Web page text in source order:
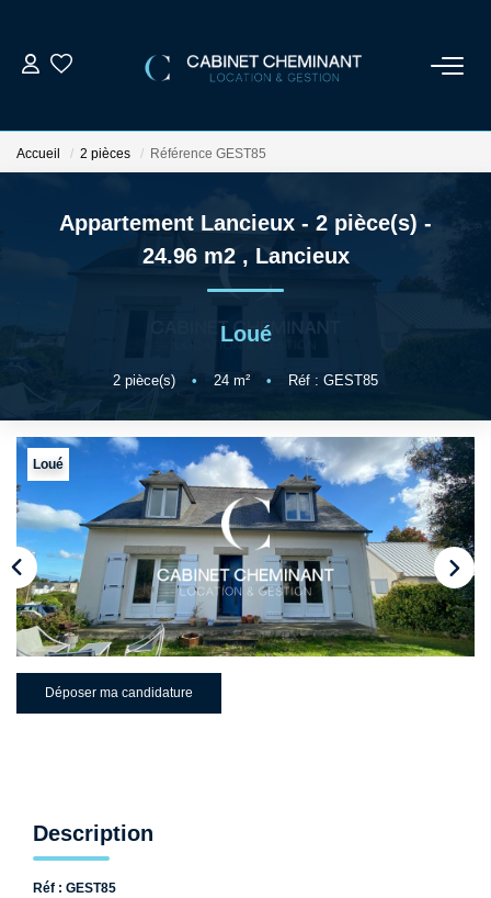
LOUER
GESTION LOCATIVE
NOS AGENCES
Qui Sommes-Nous ?
Nos Biens Loués
Nos Actualités
EXTRANET
CONTACT
Accueil 2 pièces Référence GEST85
Appartement Lancieux - 2 pièce(s) -
24.96 m2 , Lancieux
Loué
2 pièce(s) • 24 m² • Réf : GEST85
Loué
Déposer ma candidature
Description
Réf : GEST85